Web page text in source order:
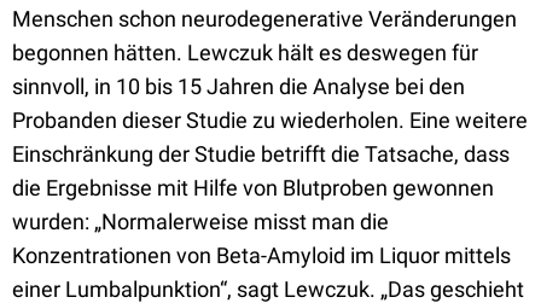
Menschen schon neurodegenerative Veränderungen
begonnen hätten. Lewczuk hält es deswegen für
sinnvoll, in 10 bis 15 Jahren die Analyse bei den
Probanden dieser Studie zu wiederholen. Eine weitere
Einschränkung der Studie betrifft die Tatsache, dass
die Ergebnisse mit Hilfe von Blutproben gewonnen
wurden: „Normalerweise misst man die
Konzentrationen von Beta-Amyloid im Liquor mittels
einer Lumbalpunktion“, sagt Lewczuk. „Das geschieht